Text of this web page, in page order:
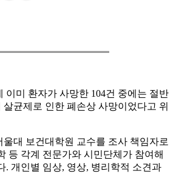
이미 환자가 사망한 104건 중에는 절반
살균제로 인한 폐손상 사망이었다고 위
울대 보건대학원 교수를 조사 책임자로
등 각계 전문가와 시민단체가 참여해
. 개인별 임상, 영상, 병리학적 소견과